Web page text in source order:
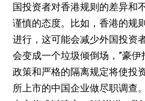
国投资者对香港规则的差异和
谨慎的态度。比如，香港的规
进行，这可能会减少外国投资
会变成一个垃圾倾倒场，”豪
政策和严格的隔离规定将使投
所上市的中国企业做尽职调查